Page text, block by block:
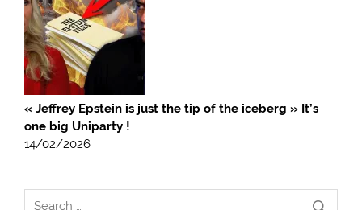
« Jeffrey Epstein is just the tip of the iceberg » It’s
one big Uniparty !
14/02/2026